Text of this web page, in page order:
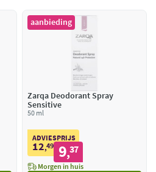
aanbieding
Zarqa Deodorant Spray
Sensitive
50 ml
ADVIESPRIJS
12,49 9,37
Morgen in huis